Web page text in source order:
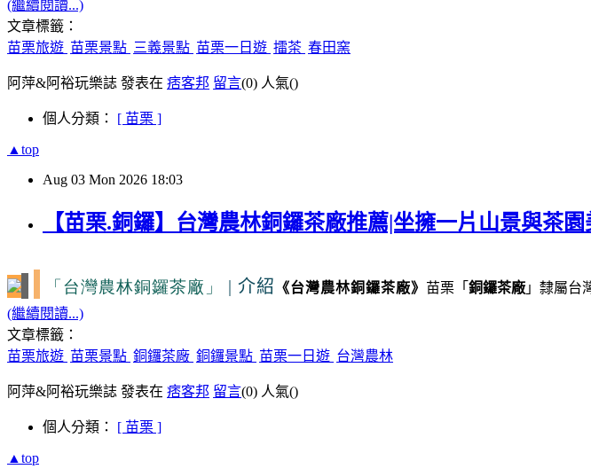
(繼續閱讀...)
文章標籤：
苗栗旅遊 苗栗景點 三義景點 苗栗一日遊 擂茶 春田窯
阿萍&阿裕玩樂誌 發表在 痞客邦 留言(0) 人氣()
個人分類： [ 苗栗 ]
▲top
Aug 03 Mon 2026 18:03
【苗栗.銅鑼】台灣農林銅鑼茶廠推薦|坐擁一片山景與茶
「台灣農林銅鑼茶廠」 | 介紹 《台灣農林銅鑼茶廠》 苗栗「 銅鑼茶廠 」隸屬台
(繼續閱讀...)
文章標籤：
苗栗旅遊 苗栗景點 銅鑼茶廠 銅鑼景點 苗栗一日遊 台灣農林
阿萍&阿裕玩樂誌 發表在 痞客邦 留言(0) 人氣()
個人分類： [ 苗栗 ]
▲top